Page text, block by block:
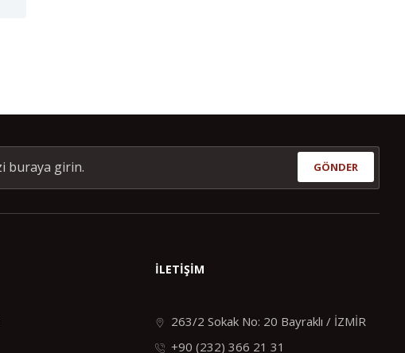
GÖNDER
İLETİŞİM
263/2 Sokak No: 20 Bayraklı / İZMİR
+90 (232) 366 21 31